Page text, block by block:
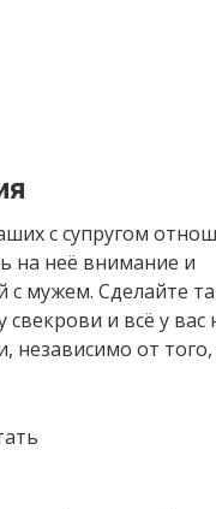
с супругом
на неё внимание и
мужем. Сделайте
и всё у вас
независимо от